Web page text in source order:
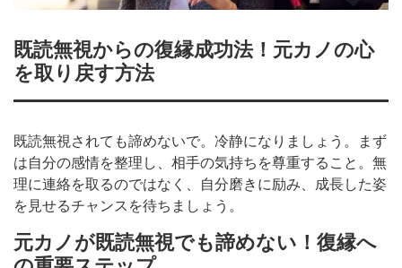
既読無視からの復縁成功法！元カノの心
を取り戻す方法
既読無視されても諦めないで。冷静になりましょう。まず
は自分の感情を整理し、相手の気持ちを尊重すること。無
理に連絡を取るのではなく、自分磨きに励み、成長した姿
を見せるチャンスを待ちましょう。
元カノが既読無視でも諦めない！復縁へ